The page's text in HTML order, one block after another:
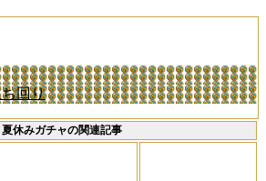
回り
夏休みガチャの関連記事